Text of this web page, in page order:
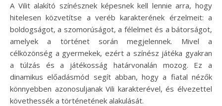
A Vilit alakító színésznek képesnek kell lennie arra, hogy
hitelesen közvetítse a veréb karakterének érzelmeit: a
boldogságot, a szomorúságot, a félelmet és a bátorságot,
amelyek a történet során megjelennek. Mivel a
célközönség a gyermekek, ezért a színész játéka gyakran
a túlzás és a játékosság határvonalán mozog. Ez a
dinamikus előadásmód segít abban, hogy a fiatal nézők
könnyebben azonosuljanak Vili karakterével, és élvezettel
követhessék a történetének alakulását.